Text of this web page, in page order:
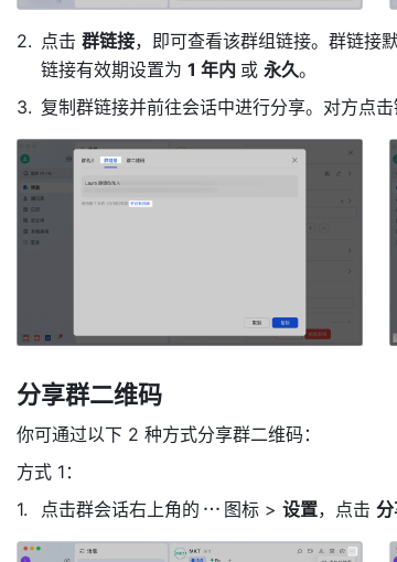
点击 群链接，即可查看该群组链接。群链接
链接有效期设置为 1 年内 或 永久。
复制群链接并前往会话中进行分享。对方点击
分享群二维码
你可通过以下 2 种方式分享群二维码：
方式 1：
点击群会话右上角的
图标 > 设置，点击